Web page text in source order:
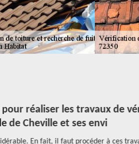
réaliser les travaux de
Cheville et ses envi
En fait, il faut procéder à ces travaux